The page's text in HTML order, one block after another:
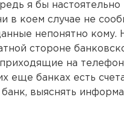
я бы настоятельно
в коем случае не
непонятно кому.
стороне
на
еще банках есть
банк, выяснять